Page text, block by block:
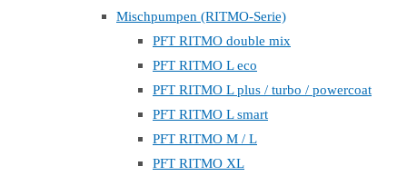
Mischpumpen (RITMO-Serie)
PFT RITMO double mix
PFT RITMO L eco
PFT RITMO L plus / turbo / powercoat
PFT RITMO L smart
PFT RITMO M / L
PFT RITMO XL